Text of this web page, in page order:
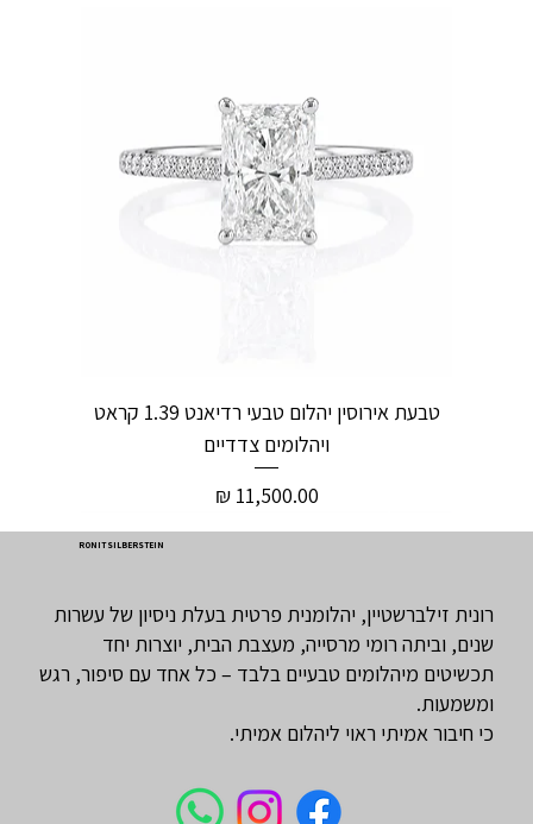
טבעת אירוסין יהלום טבעי רדיאנט 1.39 קראט
ויהלומים צדדיים
מחיר
RONIT SILBERSTEIN
רונית זילברשטיין, יהלומנית פרטית בעלת ניסיון של עשרות
שנים, וביתה רומי מרסייה, מעצבת הבית, יוצרות יחד
תכשיטים מיהלומים טבעיים בלבד – כל אחד עם סיפור, רגש
ומשמעות.
כי חיבור אמיתי ראוי ליהלום אמיתי.